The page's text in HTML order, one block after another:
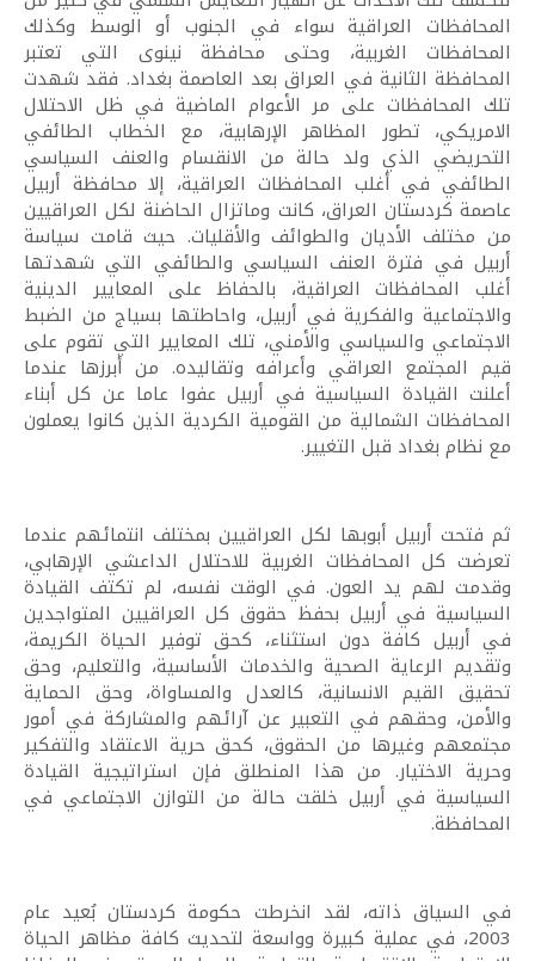
المحافظات العراقية سواء في الجنوب أو الوسط وكذلك
المحافظات الغربية، وحتى محافظة نينوى التي تعتبر
المحافظة الثانية في العراق بعد العاصمة بغداد. فقد شهدت
تلك المحافظات على مر الأعوام الماضية في ظل الاحتلال
الامريكي، تطور المظاهر الإرهابية، مع الخطاب الطائفي
التحريضي الذي ولد حالة من الانقسام والعنف السياسي
الطائفي في أغلب المحافظات العراقية، إلا محافظة أربيل
عاصمة كردستان العراق، كانت وماتزال الحاضنة لكل العراقيين
من مختلف الأديان والطوائف والأقليات. حيث قامت سياسة
أربيل في فترة العنف السياسي والطائفي التي شهدتها
أغلب المحافظات العراقية، بالحفاظ على المعايير الدينية
والاجتماعية والفكرية في أربيل، واحاطتها بسياج من الضبط
الاجتماعي والسياسي والأمني، تلك المعايير التي تقوم على
قيم المجتمع العراقي وأعرافه وتقاليده. من أبرزها عندما
أعلنت القيادة السياسية في أربيل عفوا عاما عن كل أبناء
المحافظات الشمالية من القومية الكردية الذين كانوا يعملون
مع نظام بغداد قبل التغيير.
ثم فتحت أربيل أبوبها لكل العراقيين بمختلف انتمائهم عندما
تعرضت كل المحافظات الغربية للاحتلال الداعشي الإرهابي،
وقدمت لهم يد العون. في الوقت نفسه، لم تكتف القيادة
السياسية في أربيل بحفظ حقوق كل العراقيين المتواجدين
في أربيل كافة دون استثناء، كحق توفير الحياة الكريمة،
وتقديم الرعاية الصحية والخدمات الأساسية، والتعليم، وحق
تحقيق القيم الانسانية، كالعدل والمساواة، وحق الحماية
والأمن، وحقهم في التعبير عن آرائهم والمشاركة في أمور
مجتمعهم وغيرها من الحقوق، كحق حرية الاعتقاد والتفكير
وحرية الاختيار. من هذا المنطلق فإن استراتيجية القيادة
السياسية في أربيل خلقت حالة من التوازن الاجتماعي في
المحافظة.
في السياق ذاته، لقد انخرطت حكومة كردستان بُعيد عام
2003، في عملية كبيرة وواسعة لتحديث كافة مظاهر الحياة